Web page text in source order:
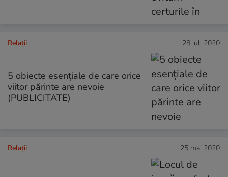
Relații 28 iul. 2020
5 obiecte esențiale de care orice
viitor părinte are nevoie
(PUBLICITATE)
Relații 25 mai 2020